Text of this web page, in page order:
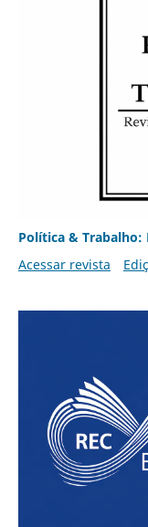
Política & Trabalho:
Acessar revista